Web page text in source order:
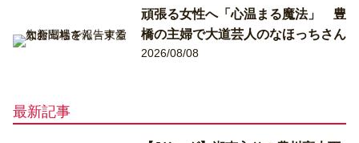
頑張る女性へ「心温まる魔法」 豊
橋の主婦で大道芸人のなほっちさん
2026/08/08
最新記事